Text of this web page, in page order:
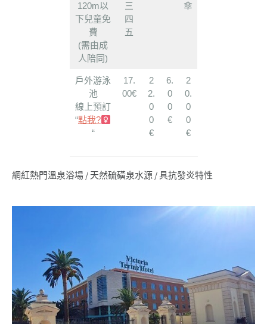
120m以
下兒童免
費
(需由成
人陪同)
三
四
五
傘
戶外游泳
池
線上預訂
“點我?‍
“
17.
00€
2
2.
0
0
€
6.
0
0
€
2
0.
0
0
€
網紅熱門溫泉浴場 / 天然硫磺泉水源 / 具抗發炎特性